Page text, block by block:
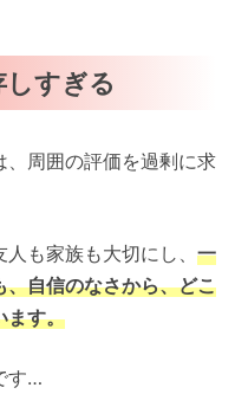
すぎる
、周囲の評価を過剰に求
も家族も大切にし、 一
自信のなさから、どこ
ます。
す…